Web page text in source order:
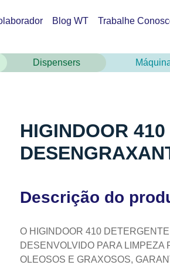
Blog WT Trabalhe
Dispensers
HIGINDOOR
Descrição do
O HIGINDOOR 410
DESENVOLVIDO PARA
OLEOSOS E GRAXOSOS,